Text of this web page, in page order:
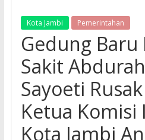
Kota Jambi Pemerintahan
Gedung Baru
Sakit
Sayoeti
Ketua Komisi
Kota Jambi